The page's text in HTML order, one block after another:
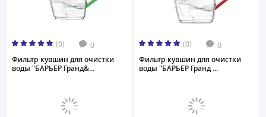
(0) 0
Фильтр-кувшин для очистки
воды "БАРЬЕР Гранд&...
(0) 0
Фильтр-кувшин для очистки
воды "БАРЬЕР Гранд ...